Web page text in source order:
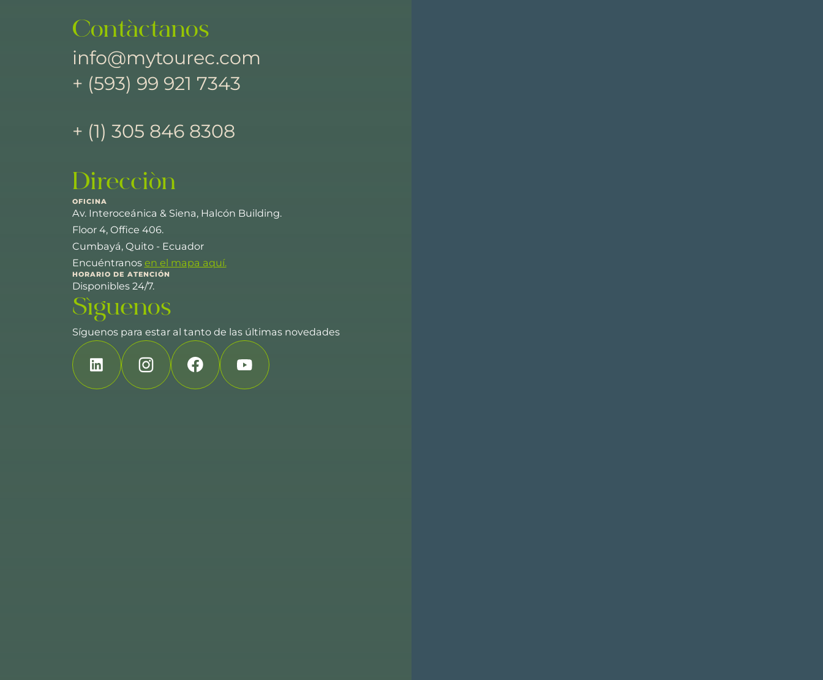
Contáctanos
info@mytourec.com
+ (593) 99 921 7343
+ (1) 305 846 8308
Dirección
OFICINA
Av. Interoceánica & Siena, Halcón Building.
Floor 4, Office 406.
Cumbayá, Quito - Ecuador
Encuéntranos en el mapa aquí.
HORARIO DE ATENCIÓN
Disponibles 24/7.
Síguenos
Síguenos para estar al tanto de las últimas novedades